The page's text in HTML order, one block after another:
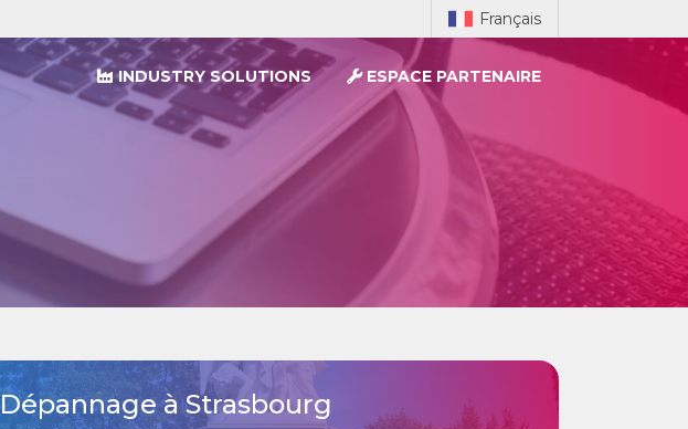
Français
INDUSTRY SOLUTIONS ESPACE PARTENAIRE
Dépannage à Strasbourg